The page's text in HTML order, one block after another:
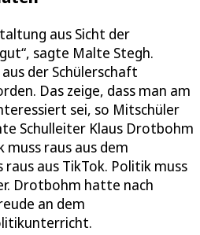
aus Sicht der
sagte Malte Stegh.
der Schülerschaft
Das zeige, dass man am
sei, so Mitschüler
Schulleiter Klaus Drotbohm
raus aus dem
raus aus TikTok. Politik muss
Drotbohm hatte nach
an dem